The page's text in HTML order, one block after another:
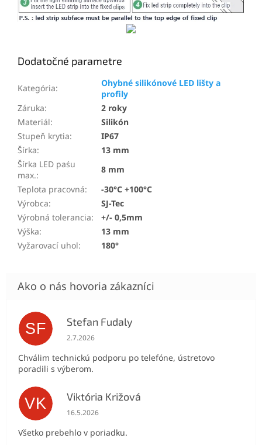
Dodatočné parametre
Kategória:
Ohybné silikónové LED lišty a
profily
Záruka:
2 roky
Materiál:
Silikón
Stupeň krytia:
IP67
Šírka:
13 mm
Šírka LED paśu
max.:
8 mm
Teplota pracovná:
-30°C +100°C
Výrobca:
SJ-Tec
Výrobná tolerancia:
+/- 0,5mm
Výška:
13 mm
Vyžarovací uhol: 180°
SF Stefan Fudaly
Hodnotenie obchodu je 5 z 5 hviezdičiek.
2.7.2026
Chválim technickú podporu po telefóne, ústretovo
poradili s výberom.
VK Viktória Križová
Hodnotenie obchodu je 5 z 5 hviezdičiek.
16.5.2026
Všetko prebehlo v poriadku.